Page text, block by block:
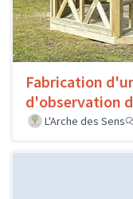
Fabrication
d'observation
L'Arche des Sens